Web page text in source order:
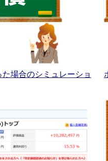
場合のシミュレーショ